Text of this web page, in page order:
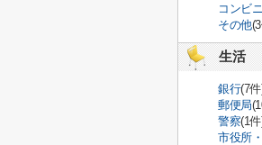
コンビ
その他
生活
銀行(7
郵便局
警察(1
市役所